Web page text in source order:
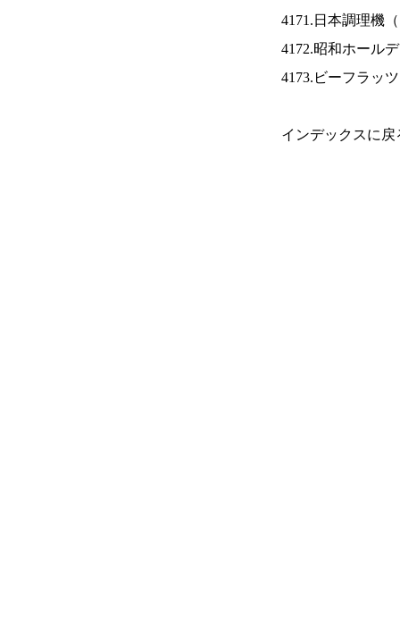
4171.日本調理機（
4172.昭和ホール
4173.ビーフラッ
インデックスに戻